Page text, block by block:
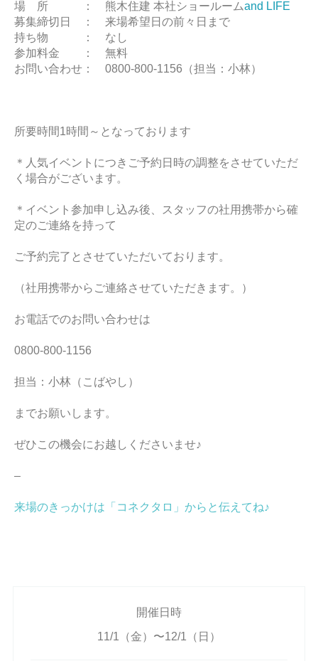
場 所 ： 熊木住建 本社ショールームand LIFE
募集締切日 ： 来場希望日の前々日まで
持ち物 ： なし
参加料金 ： 無料
お問い合わせ： 0800-800-1156（担当：小林）
所要時間1時間～となっております
＊人気イベントにつきご予約日時の調整をさせていただ
く場合がございます。
＊イベント参加申し込み後、スタッフの社用携帯から確
定のご連絡を持って
ご予約完了とさせていただいております。
（社用携帯からご連絡させていただきます。）
お電話でのお問い合わせは
0800-800-1156
担当：小林（こばやし）
までお願いします。
ぜひこの機会にお越しくださいませ♪
–
来場のきっかけは「コネクタロ」からと伝えてね♪
開催日時
11/1（金）〜12/1（日）